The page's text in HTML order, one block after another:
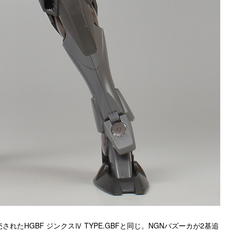
れたHGBF ジンクスⅣ TYPE.GBFと同じ。NGNバズーカが2基追